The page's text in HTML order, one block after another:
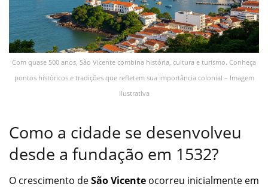
Com quase 500 anos, São Vicente combina história, cultura e turismo. Conheça
pontos históricos e tradições que refletem sua importância colonial – Imagem
Ilustrativa
Como a cidade se desenvolveu
desde a fundação em 1532?
O crescimento deSão Vicente ocorreu inicialmente em